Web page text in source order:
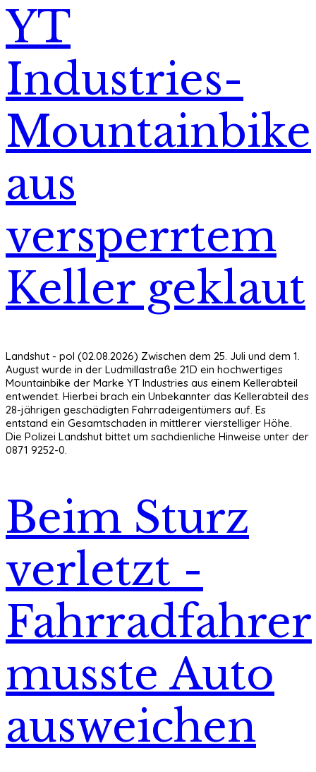
YT
Industries-
Mountainbike
aus
versperrtem
Keller geklaut
Landshut - pol (02.08.2026) Zwischen dem 25. Juli und dem 1.
August wurde in der Ludmillastraße 21D ein hochwertiges
Mountainbike der Marke YT Industries aus einem Kellerabteil
entwendet. Hierbei brach ein Unbekannter das Kellerabteil des
28-jährigen geschädigten Fahrradeigentümers auf. Es
entstand ein Gesamtschaden in mittlerer vierstelliger Höhe.
Die Polizei Landshut bittet um sachdienliche Hinweise unter der
0871 9252-0.
Beim Sturz
verletzt -
Fahrradfahrer
musste Auto
ausweichen